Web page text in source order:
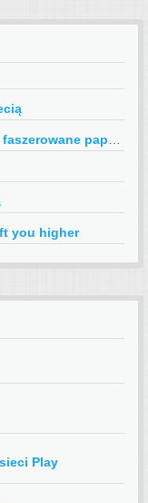
papryczki
you higher
Play